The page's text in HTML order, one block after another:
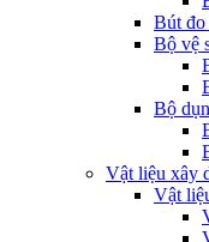
Bút đo
Bộ vệ
Bộ
Vật liệu xây
Vật